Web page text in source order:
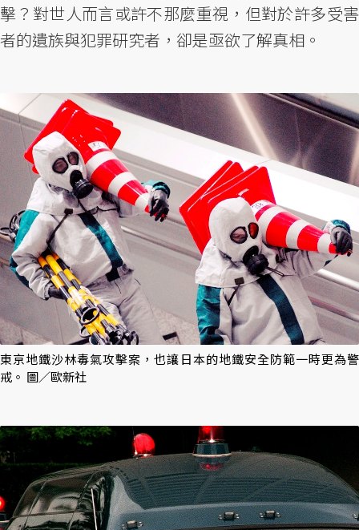
擊？對世人而言或許不那麼重視，但對於許多受害
者的遺族與犯罪研究者，卻是亟欲了解真相。
東京地鐵沙林毒氣攻擊案，也讓日本的地鐵安全防範一時更為警
戒。 圖／歐新社